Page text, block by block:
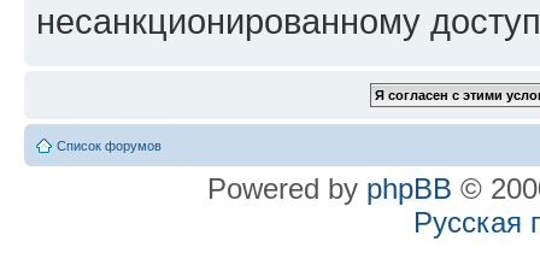
несанкционированному
Список форумов
Powered by phpBB ©
Русская